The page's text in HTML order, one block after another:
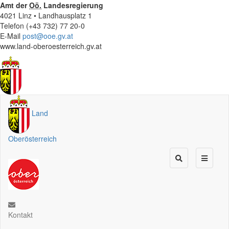
Amt derOö. Landesregierung
4021 Linz • Landhausplatz 1
Telefon (+43 732) 77 20-0
E-Mail post@ooe.gv.at
www.land-oberoesterreich.gv.at
Land
Oberösterreich
Kontakt